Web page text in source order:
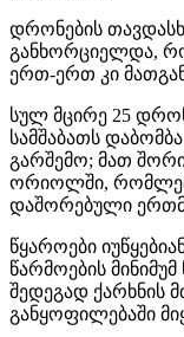
დრონების
განხორციელდა,
ერთ-ერთ კი
სულ მცირე 25
სამშაბათს
გარშემო; მათ
ორიოლში,
დაშორებული
წყაროები
წარმოების
შედეგად ქარხნის
განყოფილებაში